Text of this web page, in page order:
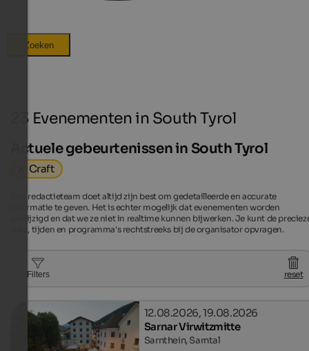
Zoeken
23 Evenementen in South Tyrol
Actuele gebeurtenissen in South Tyrol
Craft
Ons redactieteam doet altijd zijn best om gedetailleerde en accurate
informatie te geven. Het is echter mogelijk dat evenementen worden
gewijzigd en dat we ze niet in realtime kunnen bijwerken. Je kunt de
data, tijden en programma's rechtstreeks bij de organisator opvragen.
Filters reset
12.08.2026, 19.08.2026
Sarnar Virwitzmitte
Sarnthein, Sarntal